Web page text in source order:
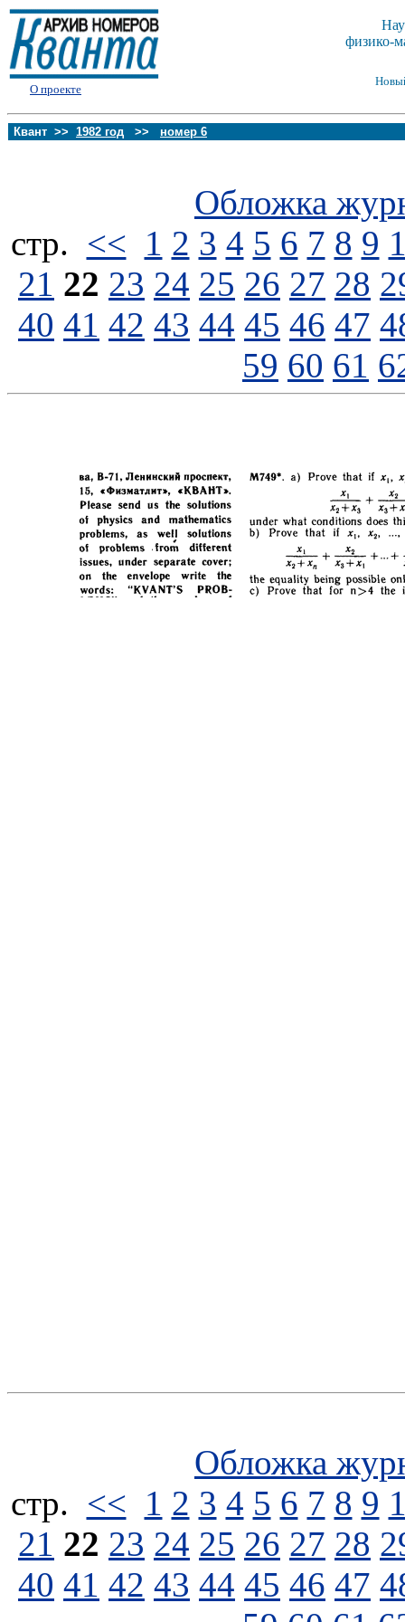
О проекте
физико-
Квант >> 1982 год >> номер 6
Обложка
стp. << 1 2 3 4 5 6 7 8 9
21 22 23 24 25 26 27 28
40 41 42 43 44 45 46 47
59 60 61
Обложка
стp. << 1 2 3 4 5 6 7 8 9
21 22 23 24 25 26 27 28
40 41 42 43 44 45 46 47